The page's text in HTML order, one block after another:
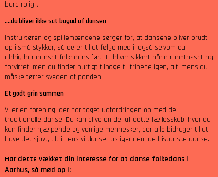
bare rolig….
….du bliver ikke sat bagud af dansen
Instruktøren og spillemændene sørger for, at dansene bliver brudt
op i små stykker, så de er til at følge med i, også selvom du
aldrig har danset folkedans før. Du bliver sikkert både rundtosset og
forvirret, men du finder hurtigt tilbage til trinene igen, alt imens du
måske tørrer sveden af panden.
Et godt grin sammen
Vi er en forening, der har taget udfordringen op med de
traditionelle danse. Du kan blive en del af dette fællesskab, hvor du
kun finder hjælpende og venlige mennesker, der alle bidrager til at
have det sjovt, alt imens vi danser os igennem de historiske danse.
Har dette vækket din interesse for at danse folkedans i
Aarhus, så mød op i: